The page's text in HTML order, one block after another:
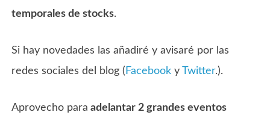
temporales de stocks.
Si hay novedades las añadiré y avisaré por las
redes sociales del blog ( Facebook yTwitter.).
Aprovecho para adelantar 2 grandes eventos